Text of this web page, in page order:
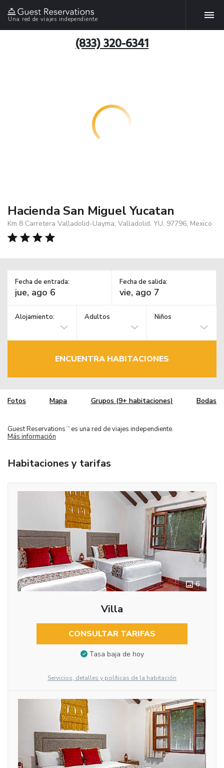
Una red de viajes independiente
(833) 320-6341
Hacienda San Miguel Yucatan
Km 8 Carretera Valladolid-Uayma, Valladolid, YU, 97796, Mexico
Fecha de entrada: Fecha de salida:
Alojamiento: Adultos Niños
ENCUENTRA HABITACIONES
Fotos Mapa Grupos (9+ habitaciones) Bodas
Guest Reservations TM
es una red de viajes independiente.
Más información
Habitaciones y tarifas
6
Villa
CONSULTAR TARIFAS
Tasa baja de hoy
Servicios, detalles y políticas de la habitación